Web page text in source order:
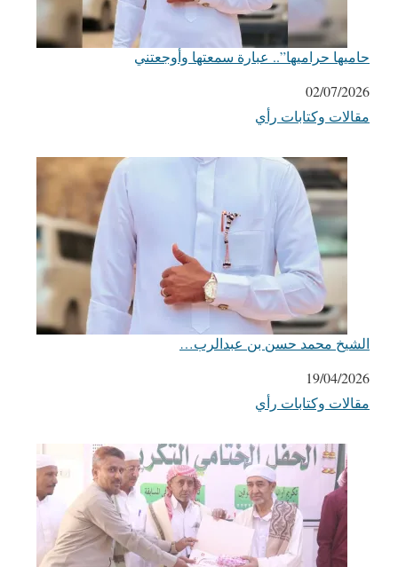
حاميها حراميها”.. عبارة سمعتها وأوجعتني
التاريخ
02/07/2026
في ما يتعلق بما يأتي
مقالات وكتابات رأي
الشيخ محمد حسن بن عبدالرب…
التاريخ
19/04/2026
في ما يتعلق بما يأتي
مقالات وكتابات رأي